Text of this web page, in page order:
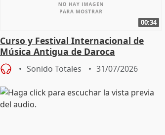
00:34
Curso y Festival Internacional de
Música Antigua de Daroca
Sonido Totales 31/07/2026